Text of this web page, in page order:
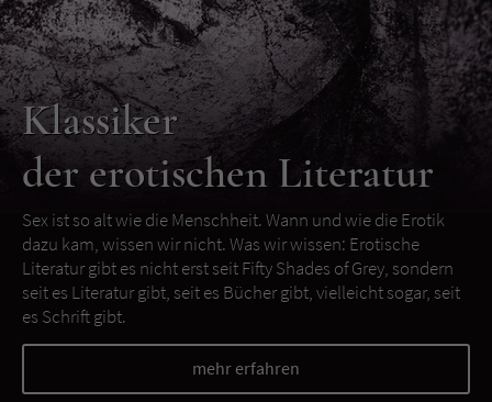
Klassiker
der erotischen Literatur
Sex ist so alt wie die Menschheit. Wann und wie die Erotik
dazu kam, wissen wir nicht. Was wir wissen: Erotische
Literatur gibt es nicht erst seit Fifty Shades of Grey, sondern
seit es Literatur gibt, seit es Bücher gibt, vielleicht sogar, seit
es Schrift gibt.
mehr erfahren